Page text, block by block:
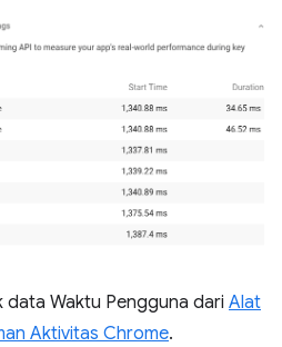
Waktu Pengguna dari Alat
Aktivitas Chrome.